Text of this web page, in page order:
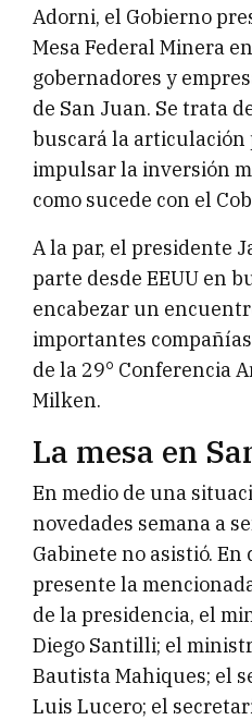
Adorni, el Gobierno
Mesa Federal Minera
gobernadores y
de San Juan. Se trata
buscará la
impulsar la inversión
como sucede con el
A la par, el presidente
parte desde EEUU en
encabezar un
importantes
de la 29° Conferencia
Milken.
La mesa en
En medio de una
novedades semana a
Gabinete no asistió. En
presente la
de la presidencia, el
Diego Santilli; el
Bautista Mahiques; el
Luis Lucero; el